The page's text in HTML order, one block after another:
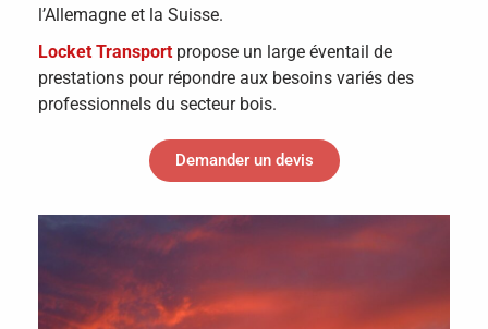
l’Allemagne et la Suisse.
Locket Transport propose un large éventail de
prestations pour répondre aux besoins variés des
professionnels du secteur bois.
Demander un devis